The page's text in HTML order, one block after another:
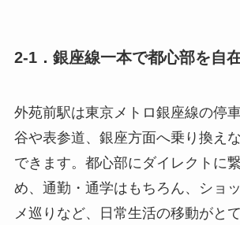
2-1．銀座線一本で都心部を自
外苑前駅は東京メトロ銀座線の停
谷や表参道、銀座方面へ乗り換え
できます。都心部にダイレクトに
め、通勤・通学はもちろん、ショ
メ巡りなど、日常生活の移動がと